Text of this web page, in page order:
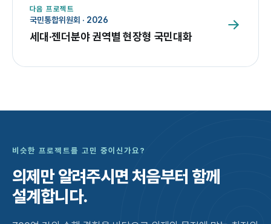
다음 프로젝트
국민통합위원회 · 2026
세대·젠더분야 권역별 현장형 국민대화
비슷한 프로젝트를 고민 중이신가요?
의제만 알려주시면 처음부터 함께
설계합니다.